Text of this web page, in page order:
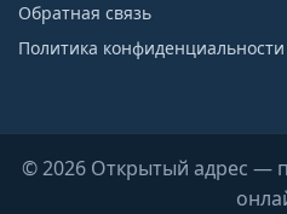
Обратная связь
Политика конфиденциальности
© 2026 Открытый адрес —